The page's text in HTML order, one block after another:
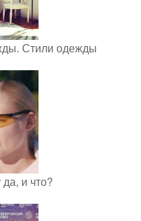
Стили одежды
и что?